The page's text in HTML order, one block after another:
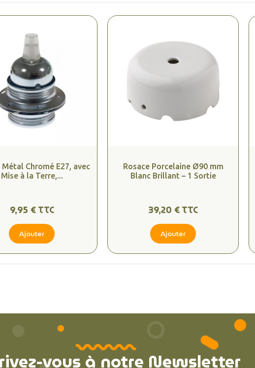
Chromé E27, avec
Mise à la Terre,...
9,95 € TTC
Ajouter
Rosace Porcelaine Ø90 mm
Blanc Brillant – 1 Sortie
39,20 € TTC
Ajouter
vous à notre Newsletter